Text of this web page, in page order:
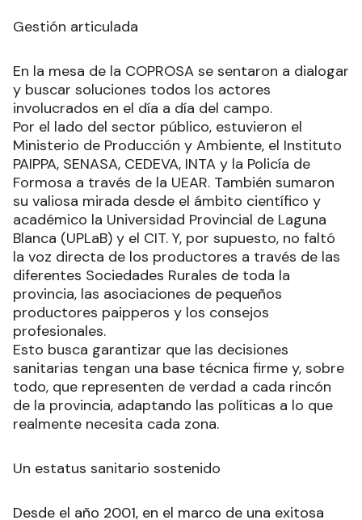
el estatus sanitario que construyó toda la
Gestión articulada
En la mesa de la COPROSA se sentaron a dialogar
y buscar soluciones todos los actores
involucrados en el día a día del campo.
Por el lado del sector público, estuvieron el
Ministerio de Producción y Ambiente, el Instituto
PAIPPA, SENASA, CEDEVA, INTA y la Policía de
Formosa a través de la UEAR. También sumaron
su valiosa mirada desde el ámbito científico y
académico la Universidad Provincial de Laguna
Blanca (UPLaB) y el CIT. Y, por supuesto, no faltó
la voz directa de los productores a través de las
diferentes Sociedades Rurales de toda la
provincia, las asociaciones de pequeños
productores paipperos y los consejos
profesionales.
Esto busca garantizar que las decisiones
sanitarias tengan una base técnica firme y, sobre
de la provincia, adaptando las políticas a lo que